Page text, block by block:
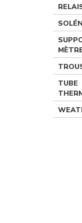
TUBE